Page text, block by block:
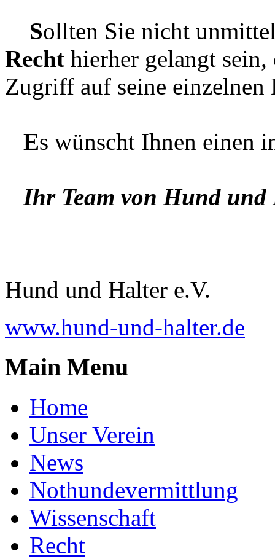
Sollten Sie nicht
Recht hierher gelangt
Zugriff auf seine
Es wünscht Ihnen einen
Ihr Team von Hund und
Hund und Halter e.V.
www.hund-und-halter.de
Main Menu
Home
Unser Verein
News
Nothundevermittlung
Wissenschaft
Recht